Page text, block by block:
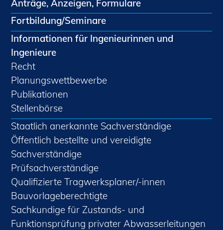
Anträge, Anzeigen, Formulare
Fortbildung/Seminare
Informationen für Ingenieurinnen und
Ingenieure
Recht
Planungswettbewerbe
Publikationen
Stellenbörse
Staatlich anerkannte Sachverständige
Öffentlich bestellte und vereidigte
Sachverständige
Prüfsachverständige
Qualifizierte Tragwerksplaner/-innen
Bauvorlageberechtigte
Sachkundige für Zustands- und
Funktionsprüfung privater Abwasserleitungen